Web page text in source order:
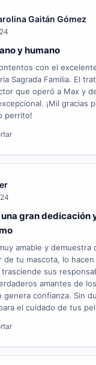
Gaitán Gómez
y humano
con el
Sagrada Familia. El
que operó a Max y
¡Mil gracias
perrito!
gran dedicación
amable y demuestra
de tu mascota, lo
sus
amantes de
genera confianza. Sin
el cuidado de tus